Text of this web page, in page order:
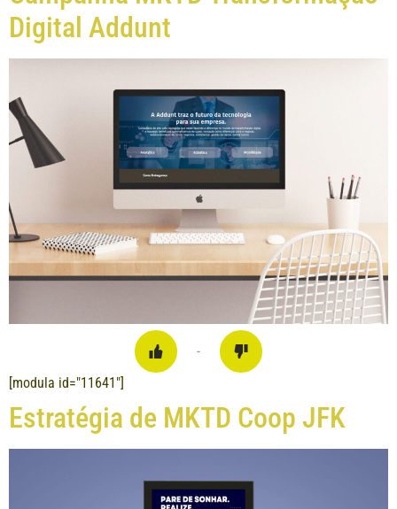
Digital Addunt
-
[modula id="11641"]
Estratégia de MKTD Coop JFK